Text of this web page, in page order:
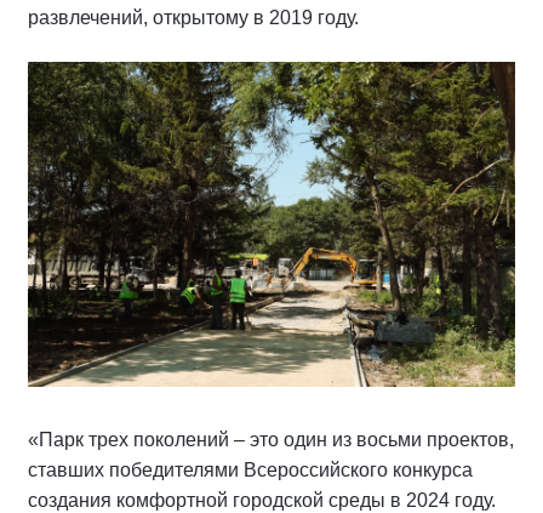
развлечений, открытому в 2019 году.
«Парк трех поколений – это один из восьми проектов,
ставших победителями Всероссийского конкурса
создания комфортной городской среды в 2024 году.